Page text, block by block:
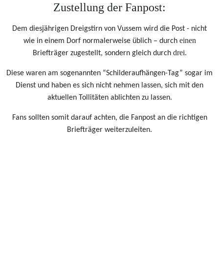
Zustellung der Fanpost:
Dem diesjährigen Dreigstirn von Vussem wird die Post - nicht
wie in einem Dorf normalerweise üblich – durch einen
Briefträger zugestellt, sondern gleich durch drei.
Diese waren am sogenannten “Schilderaufhängen-Tag” sogar im
Dienst und haben es sich nicht nehmen lassen, sich mit den
aktuellen Tollitäten ablichten zu lassen.
Fans sollten somit darauf achten, die Fanpost an die richtigen
Briefträger weiterzuleiten.